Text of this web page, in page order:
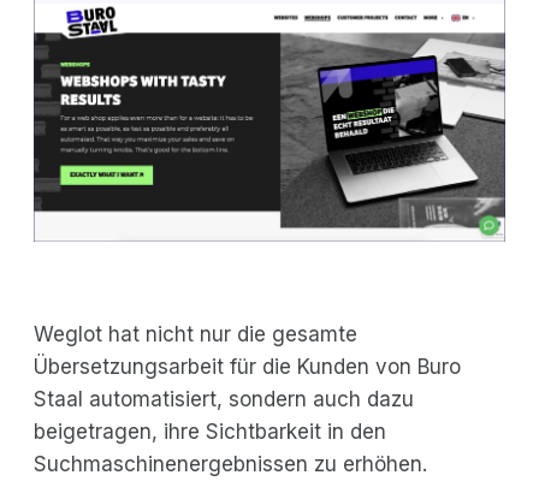
Weglot hat nicht nur die gesamte
Übersetzungsarbeit für die Kunden von Buro
Staal automatisiert, sondern auch dazu
beigetragen, ihre Sichtbarkeit in den
Suchmaschinenergebnissen zu erhöhen.